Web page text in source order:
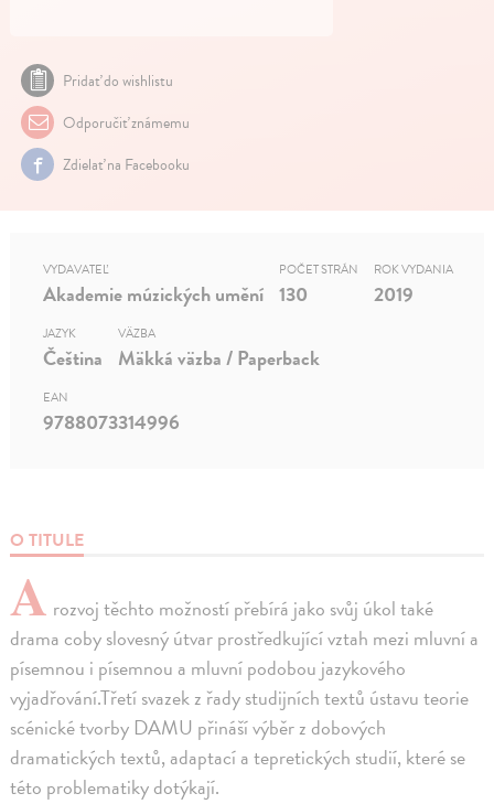
Pridať do wishlistu
Odporučiť známemu
Zdielať na Facebooku
O TITULE
A rozvoj těchto možností přebírá jako svůj úkol také
drama coby slovesný útvar prostředkující vztah mezi mluvní a
písemnou i písemnou a mluvní podobou jazykového
vyjadřování.Třetí svazek z řady studijních textů ústavu teorie
scénické tvorby DAMU přináší výběr z dobových
dramatických textů, adaptací a tepretických studií, které se
této problematiky dotýkají.
VYDAVATEĽ
Akademie múzických umění
POČET STRÁN
130
ROK VYDANIA
2019
JAZYK
Čeština
VÄZBA
Mäkká väzba / Paperback
EAN
9788073314996